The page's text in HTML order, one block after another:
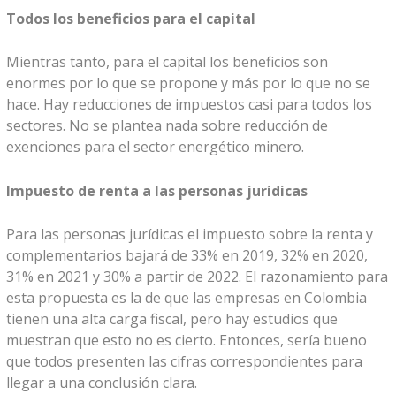
Todos los beneficios para el capital
Mientras tanto, para el capital los beneficios son
enormes por lo que se propone y más por lo que no se
hace. Hay reducciones de impuestos casi para todos los
sectores. No se plantea nada sobre reducción de
exenciones para el sector energético minero.
Impuesto de renta a las personas jurídicas
Para las personas jurídicas el impuesto sobre la renta y
complementarios bajará de 33% en 2019, 32% en 2020,
31% en 2021 y 30% a partir de 2022. El razonamiento para
esta propuesta es la de que las empresas en Colombia
tienen una alta carga fiscal, pero hay estudios que
muestran que esto no es cierto. Entonces, sería bueno
que todos presenten las cifras correspondientes para
llegar a una conclusión clara.